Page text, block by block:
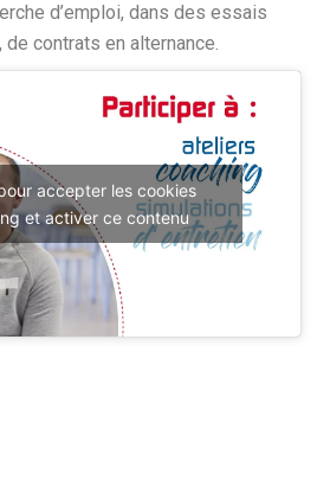
d’emploi, dans des essais
contrats en alternance.
accepter les cookies
et activer ce contenu